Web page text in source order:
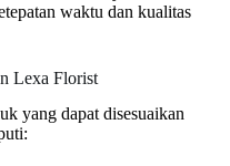
waktu dan kualitas
Lexa Florist
yang dapat disesuaikan